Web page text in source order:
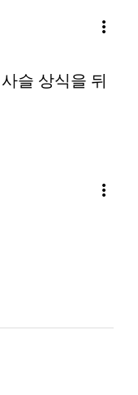
more_vert
슬 상식을 뒤
more_vert